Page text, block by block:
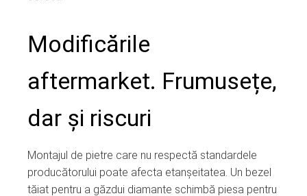
Modificările
aftermarket. Frumusețe,
dar și riscuri
Montajul de pietre care nu respectă standardele
producătorului poate afecta etanșeitatea. Un bezel
tăiat pentru a găzdui diamante schimbă piesa pentru